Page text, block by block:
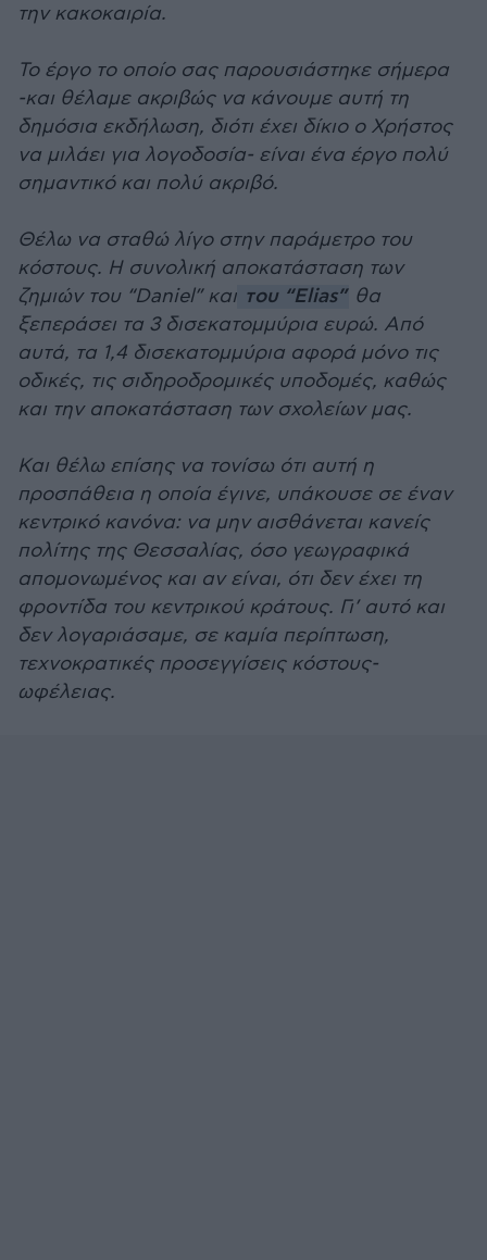
την κακοκαιρία.
Το έργο το οποίο σας παρουσιάστηκε σήμερα
-και θέλαμε ακριβώς να κάνουμε αυτή τη
δημόσια εκδήλωση, διότι έχει δίκιο ο Χρήστος
να μιλάει για λογοδοσία- είναι ένα έργο πολύ
σημαντικό και πολύ ακριβό.
Θέλω να σταθώ λίγο στην παράμετρο του
κόστους. Η συνολική αποκατάσταση των
ζημιών του “Daniel” και του “Elias” θα
ξεπεράσει τα 3 δισεκατομμύρια ευρώ. Από
αυτά, τα 1,4 δισεκατομμύρια αφορά μόνο τις
οδικές, τις σιδηροδρομικές υποδομές, καθώς
και την αποκατάσταση των σχολείων μας.
Και θέλω επίσης να τονίσω ότι αυτή η
προσπάθεια η οποία έγινε, υπάκουσε σε έναν
κεντρικό κανόνα: να μην αισθάνεται κανείς
πολίτης της Θεσσαλίας, όσο γεωγραφικά
απομονωμένος και αν είναι, ότι δεν έχει τη
φροντίδα του κεντρικού κράτους. Γι’ αυτό και
δεν λογαριάσαμε, σε καμία περίπτωση,
τεχνοκρατικές προσεγγίσεις κόστους-
ωφέλειας.